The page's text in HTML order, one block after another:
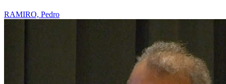
RAMIRO, Pedro